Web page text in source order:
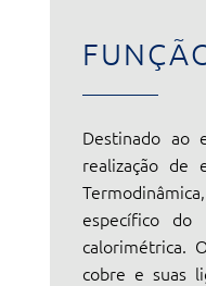
Destinado ao
realização de
específico
calorimétrica.
cobre e suas